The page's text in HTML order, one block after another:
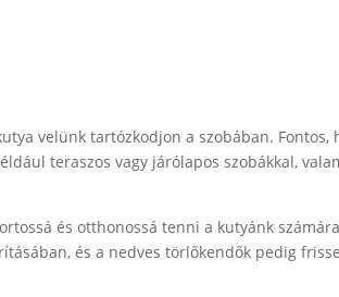
velünk tartózkodjon a szobában. Fontos,
teraszos vagy járólapos szobákkal,
és otthonossá tenni a kutyánk
és a nedves törlőkendők pedig